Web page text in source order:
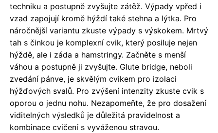
techniku a postupně zvyšujte zátěž. Výpady vpřed i
vzad zapojují kromě hýždí také stehna a lýtka. Pro
náročnější variantu zkuste výpady s výskokem. Mrtvý
tah s činkou je komplexní cvik, který posiluje nejen
hýždě, ale i záda a hamstringy. Začněte s menší
váhou a postupně ji zvyšujte. Glute bridge, neboli
zvedání pánve, je skvělým cvikem pro izolaci
hýžďových svalů. Pro zvýšení intenzity zkuste cvik s
oporou o jednu nohu. Nezapomeňte, že pro dosažení
viditelných výsledků je důležitá pravidelnost a
kombinace cvičení s vyváženou stravou.